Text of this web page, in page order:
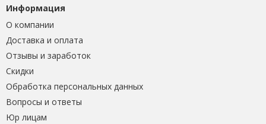
Информация
О компании
Доставка и оплата
Отзывы и заработок
Скидки
Обработка персональных данных
Вопросы и ответы
Юр лицам